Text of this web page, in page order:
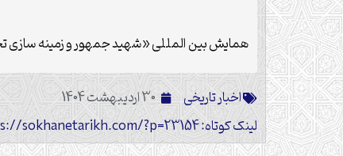
همایش بین المللی «شهید جمهور و زمینه سازی تحقق تمدن نوین اسلامی
اخبار تاریخی
30 اردیبهشت 1404
لینک کوتاه: https://sokhanetarikh.com/?p=23154